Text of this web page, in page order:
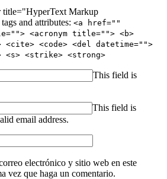
title="HyperText Markup
and attributes: <a href=""
<acronym title=""> <b>
<code> <del datetime="">
<s> <strike> <strong>
This field is
This field is
email address.
electrónico y sitio web en este
vez que haga un comentario.